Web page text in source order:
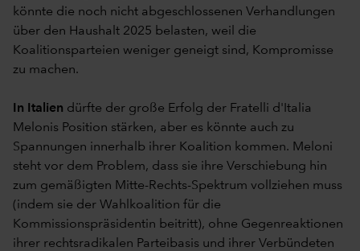
könnte die noch nicht abgeschlossenen Verhandlungen
über den Haushalt 2025 belasten, weil die
Koalitionsparteien weniger geneigt sind, Kompromisse
zu machen.
In Italien dürfte der große Erfolg der Fratelli d'Italia
Melonis Position stärken, aber es könnte auch zu
Spannungen innerhalb ihrer Koalition kommen. Meloni
steht vor dem Problem, dass sie ihre Verschiebung hin
zum gemäßigten Mitte-Rechts-Spektrum vollziehen muss
(indem sie der Wahlkoalition für die
Kommissionspräsidentin beitritt), ohne Gegenreaktionen
ihrer rechtsradikalen Parteibasis und ihrer Verbündeten